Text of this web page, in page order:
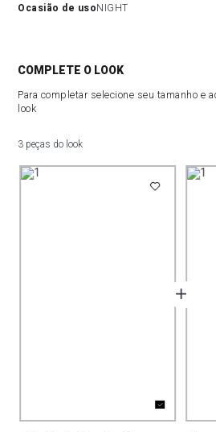
ocasião de usoNIGHT
COMPLETE O LOOK
Para completar selecione seu tamanho e
look
3 peças do look